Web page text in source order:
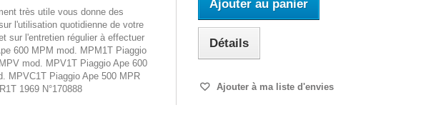
très utile vous donne des
l'utilisation quotidienne de votre
sur l'entretien régulier à effectuer
600 MPM mod. MPM1T Piaggio
mod. MPV1T Piaggio Ape 600
MPVC1T Piaggio Ape 500 MPR
1969 N°170888
Ajouter au panier
Détails
Ajouter à ma liste d'envies